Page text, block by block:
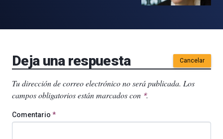
Deja una respuesta Cancelar
Tu dirección de correo electrónico no será publicada. Los
campos obligatorios están marcados con *.
Comentario *